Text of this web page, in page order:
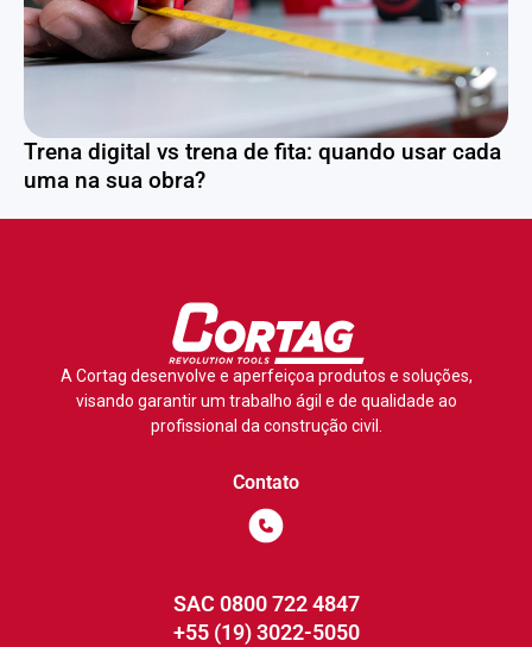
Trena digital vs trena de fita: quando usar cada
uma na sua obra?
A Cortag desenvolve e aperfeiçoa produtos e soluções,
visando garantir um trabalho ágil e de qualidade ao
profissional da construção civil.
Contato
SAC 0800 722 4847
+55 (19) 3022-5050